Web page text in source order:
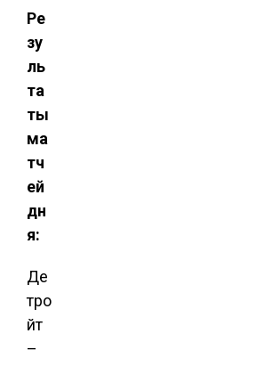
Ре
зу
ль
та
ты
ма
тч
ей
дн
я:
Де
тро
йт
–